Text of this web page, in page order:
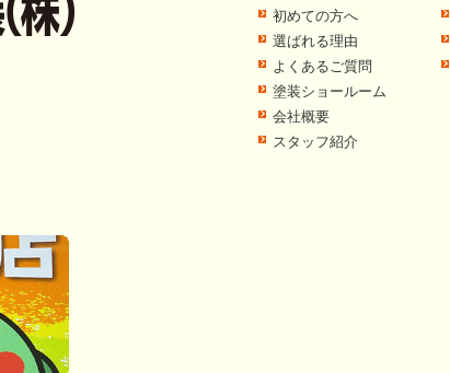
初めての方へ
選ばれる理由
よくあるご質問
塗装ショールーム
会社概要
スタッフ紹介